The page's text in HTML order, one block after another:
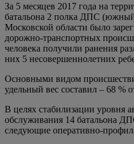
За 5 месяцев 2017 года на
батальона 2 полка ДПС
Московской области было
дорожно-транспортных
человека получили ранения
них 5 несовершеннолетних
Основными видом
удельный вес составил – 68 %
В целях стабилизации уровня
обслуживания 14 батальона
следующие оперативно-